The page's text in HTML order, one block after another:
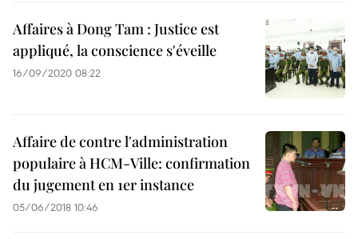
Affaires à Dong Tam : Justice est
appliqué, la conscience s'éveille
16/09/2020 08:22
Affaire de contre l'administration
populaire à HCM-Ville: confirmation
du jugement en 1er instance
05/06/2018 10:46